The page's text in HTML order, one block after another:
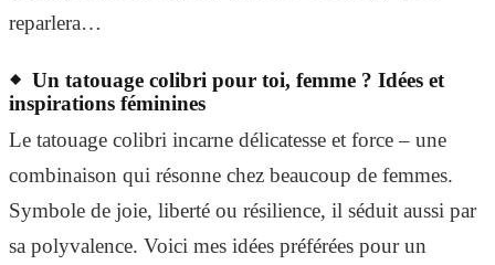
reparlera…
Un tatouage colibri pour toi, femme ? Idées et
inspirations féminines
Le tatouage colibri incarne délicatesse et force – une
combinaison qui résonne chez beaucoup de femmes.
Symbole de joie, liberté ou résilience, il séduit aussi par
sa polyvalence. Voici mes idées préférées pour un